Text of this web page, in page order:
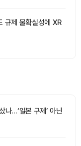
규제 불확실성에 XR
나…‘일본 구제’ 아닌